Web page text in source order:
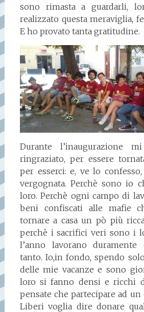
sono rimasta a guardarli,
realizzato questa meraviglia,
E ho provato tanta gratitudine.
Durante l’inaugurazione
ringraziato, per essere
per esserci: e, ve lo
vergognata. Perchè sono io
loro. Perchè ogni campo di
beni confiscati alle mafie
tornare a casa un pò più
perchè i sacrifici veri sono i
l’anno lavorano
tanto. Io,in fondo, spendo
delle mie vacanze e sono
loro si fanno densi e ricchi
pensate che partecipare ad un
Liberi voglia dire donare